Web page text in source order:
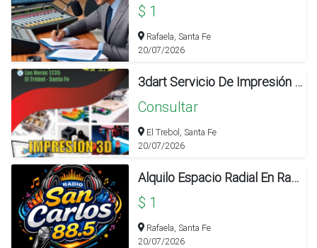
$ 1
Rafaela, Santa Fe
20/07/2026
3dart Servicio De Impresión 3d Profesional
Consultar
El Trebol, Santa Fe
20/07/2026
Alquilo Espacio Radial En Radio San Carlos 88.5 De Rafaela
$ 1
Rafaela, Santa Fe
20/07/2026